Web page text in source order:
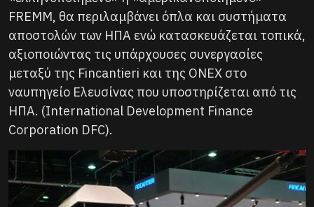
FREMM, θα περιλαμβάνει όπλα και συστήματα
αποστολών των ΗΠΑ ενώ κατασκευάζεται τοπικά,
αξιοποιώντας τις υπάρχουσες συνεργασίες
μεταξύ της Fincantieri και της ONEX στο
ναυπηγείο Ελευσίνας που υποστηρίζεται από τις
ΗΠΑ. (International Development Finance
Corporation DFC).